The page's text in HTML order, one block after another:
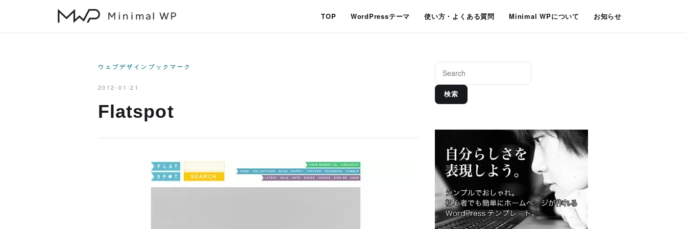
TOP WordPressテーマ 使い方・よくある質問 Minimal WPについて お知らせ
ウェブデザインブックマーク
2012-01-21
Flatspot
検索